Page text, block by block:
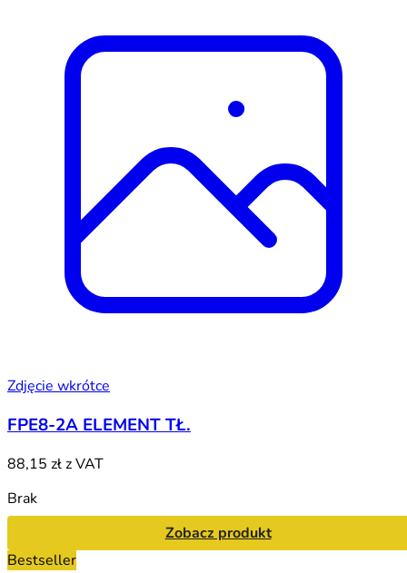
Zdjęcie wkrótce
FPE8-2A ELEMENT TŁ.
88,15 złz VAT
Brak
Zobacz produkt
Bestseller